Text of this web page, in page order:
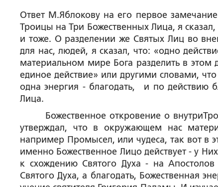
Ответ М.Яблокову на его первое
Троицы на Три Божественных Лица, я
и тоже. О разделении же Святых Лиц во
для нас, людей, я сказал, что: «одно
материальном мире Бога разделить в
единое действие» или другими словами,
одна энергия - благодать, и по действию
Лица.
Божественное откровение о
утверждал, что в окружающем нас
например Промысел, или чудеса, так вот в
именно Божественное Лицо действует - у
к схождению Святого Духа - на
Святого Духа, а благодать, Божественная